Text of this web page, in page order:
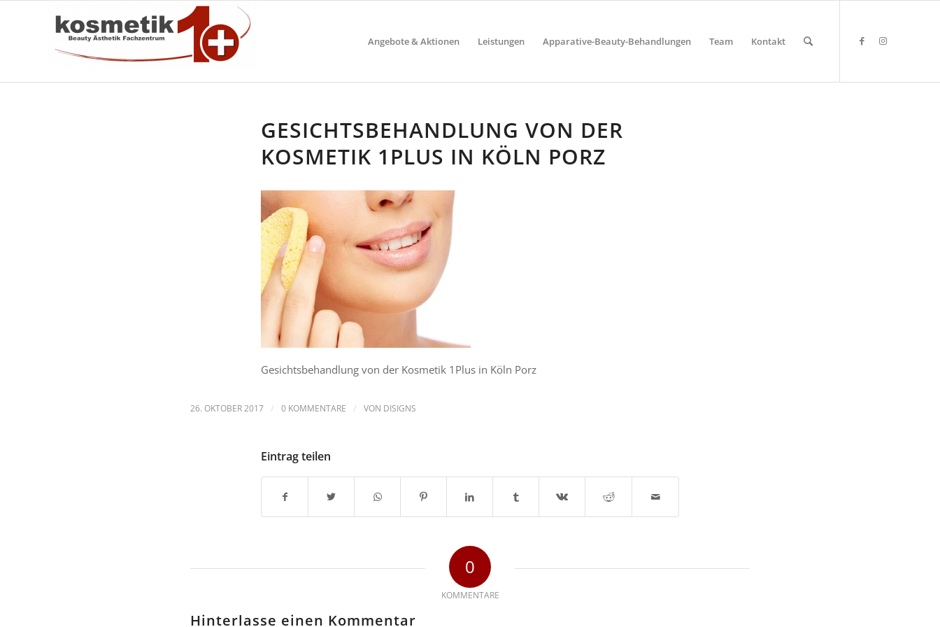
Angebote & Aktionen Leistungen Apparative-Beauty-Behandlungen Team Kontakt
GESICHTSBEHANDLUNG VON DER
KOSMETIK 1PLUS IN KÖLN PORZ
Gesichtsbehandlung von der Kosmetik 1Plus in Köln Porz
26. OKTOBER 2017 / 0 KOMMENTARE / VON DISIGNS
Eintrag teilen
0
KOMMENTARE
Hinterlasse einen Kommentar